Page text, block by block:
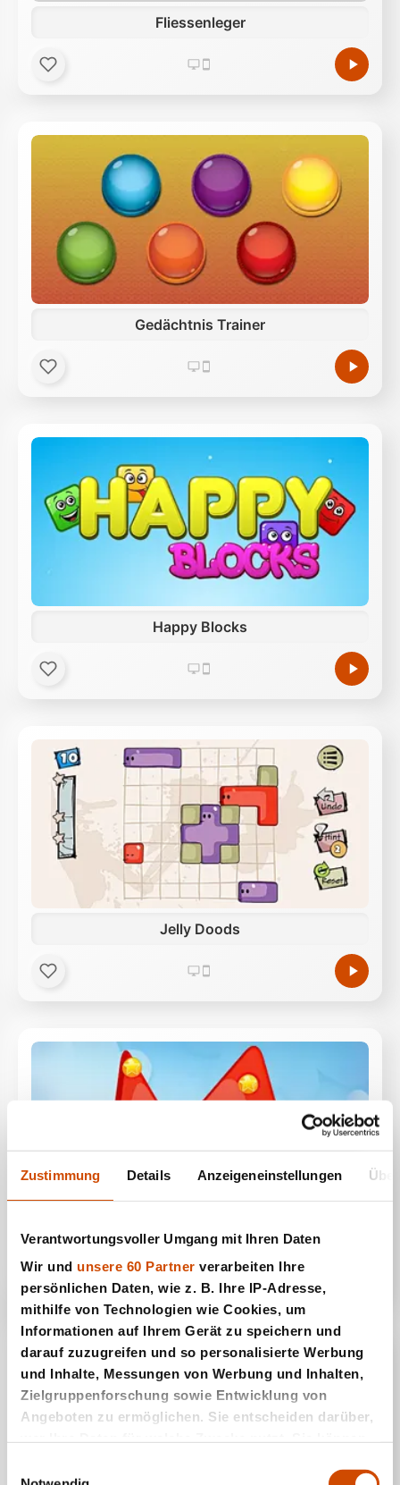
Zustimmung Details Anzeigeneinstellungen
Verantwortungsvoller Umgang mit Ihren Daten
Wir und unsere 60 Partner verarbeiten Ihre
persönlichen Daten, wie z. B. Ihre IP-Adresse,
mithilfe von Technologien wie Cookies, um
Informationen auf Ihrem Gerät zu speichern und
darauf zuzugreifen und so personalisierte Werbung
und Inhalte, Messungen von Werbung und Inhalten,
Zielgruppenforschung sowie Entwicklung von
Angeboten zu ermöglichen. Sie entscheiden darüber,
oder durch Klicken auf das Privacy Trigger Symbol
Fliessenleger
Gedächtnis Trainer
Happy Blocks
Jelly Doods
Jelly Slice